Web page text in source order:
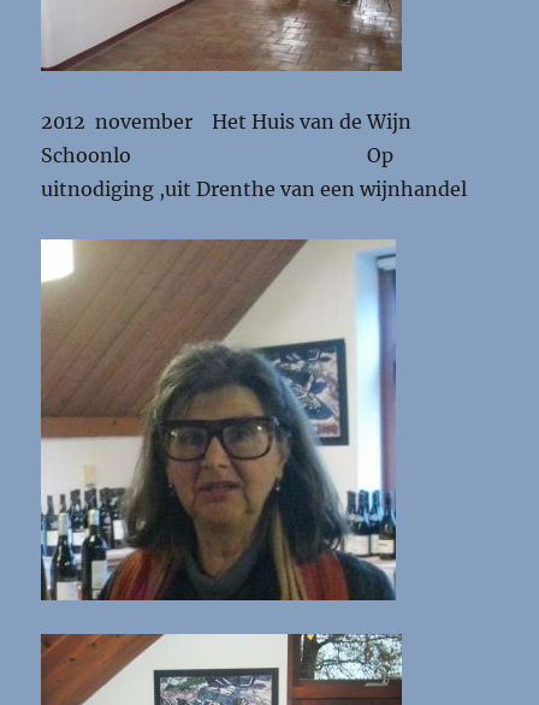
2012 november Het Huis van de Wijn
Schoonlo Op
uitnodiging ,uit Drenthe van een wijnhandel